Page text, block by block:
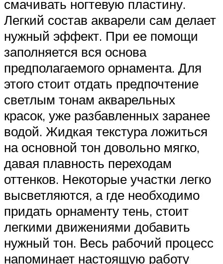
смачивать ногтевую пластину.
Легкий состав акварели сам делает
нужный эффект. При ее помощи
заполняется вся основа
предполагаемого орнамента. Для
этого стоит отдать предпочтение
светлым тонам акварельных
красок, уже разбавленных заранее
водой. Жидкая текстура ложиться
на основной тон довольно мягко,
давая плавность переходам
оттенков. Некоторые участки легко
высветляются, а где необходимо
придать орнаменту тень, стоит
легкими движениями добавить
нужный тон. Весь рабочий процесс
напоминает настоящую работу